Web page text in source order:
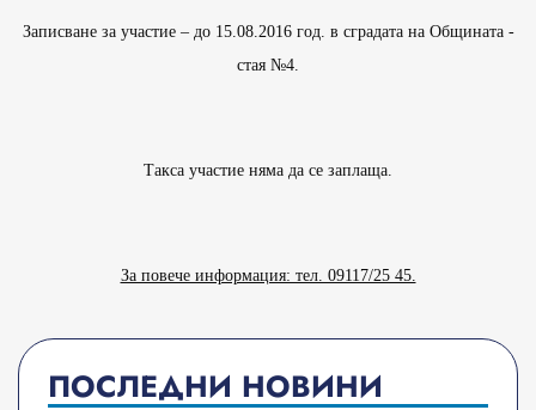
Записване за участие – до 15.08.2016 год. в сградата на Общината -
стая №4.
Такса участие няма да се заплаща.
За повече информация: тел. 09117/25 45.
ПОСЛЕДНИ НОВИНИ